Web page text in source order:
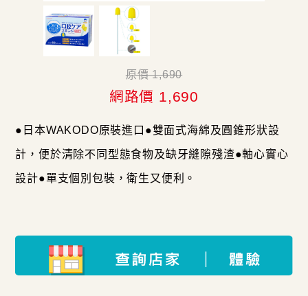
原價 1,690
網路價 1,690
●日本WAKODO原裝進口●雙面式海綿及圓錐形狀設
計，便於清除不同型態食物及缺牙縫隙殘渣●軸心實心
設計●單支個別包裝，衛生又便利。